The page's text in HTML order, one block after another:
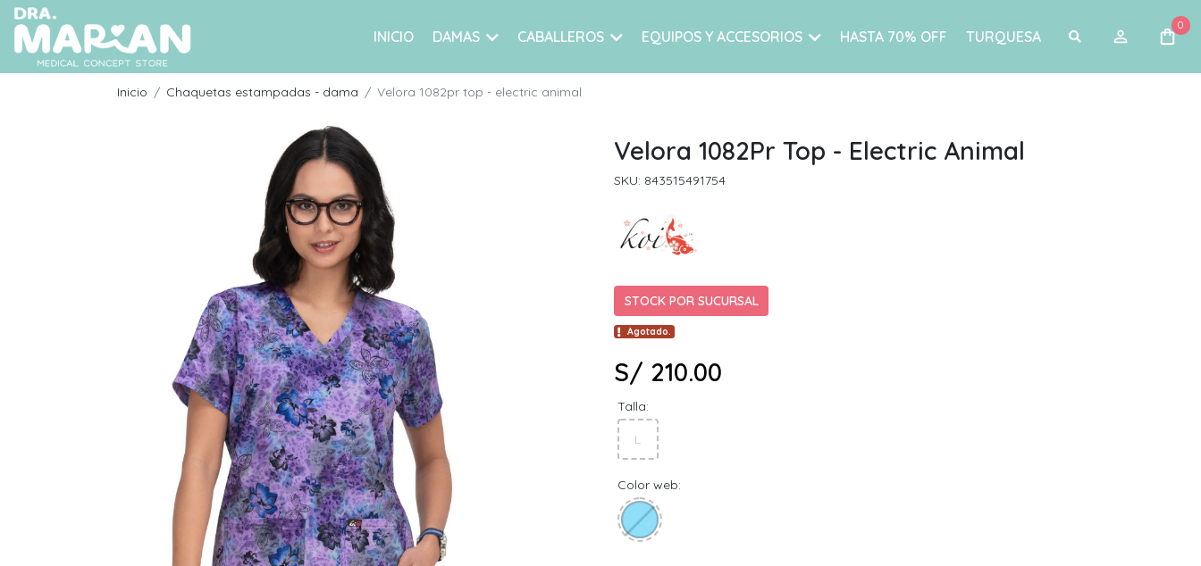
INICIO DAMAS CABALLEROS EQUIPOS Y ACCESORIOS HASTA 70% OFF TURQUESA
0
Inicio Chaquetas estampadas - dama Velora 1082pr top - electric animal
Velora 1082Pr Top - Electric Animal
SKU: 843515491754
STOCK POR SUCURSAL
Agotado.
S/ 210.00
Talla:
L
Color web: